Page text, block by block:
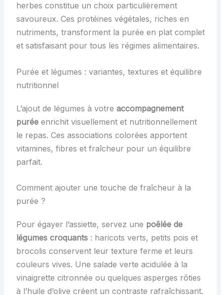
herbes constitue un choix particulièrement
savoureux. Ces protéines végétales, riches en
nutriments, transforment la purée en plat complet
et satisfaisant pour tous les régimes alimentaires.
Purée et légumes : variantes, textures et équilibre
nutritionnel
L’ajout de légumes à votre accompagnement
puréeenrichit visuellement et nutritionnellement
le repas. Ces associations colorées apportent
vitamines, fibres et fraîcheur pour un équilibre
parfait.
Comment ajouter une touche de fraîcheur à la
purée ?
Pour égayer l’assiette, servez une poêlée de
légumes croquants: haricots verts, petits pois et
brocolis conservent leur texture ferme et leurs
couleurs vives. Une salade verte acidulée à la
vinaigrette citronnée ou quelques asperges rôties
à l’huile d’olive créent un contraste rafraîchissant.